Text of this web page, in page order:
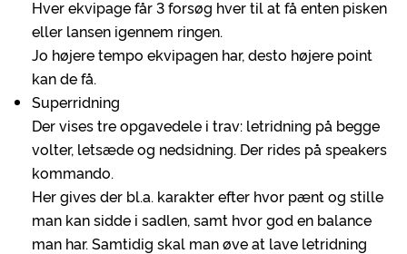
Hver ekvipage får 3 forsøg hver til at få enten pisken
eller lansen igennem ringen.
Jo højere tempo ekvipagen har, desto højere point
kan de få.
Superridning
Der vises tre opgavedele i trav: letridning på begge
volter, letsæde og nedsidning. Der rides på speakers
kommando.
Her gives der bl.a. karakter efter hvor pænt og stille
man kan sidde i sadlen, samt hvor god en balance
man har. Samtidig skal man øve at lave letridning